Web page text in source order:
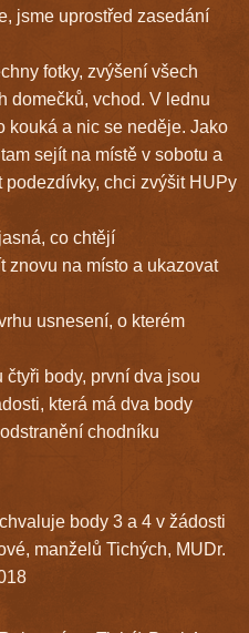
jsme uprostřed zasedání
fotky, zvýšení všech
domečků, vchod. V lednu
kouká a nic se neděje. Jako
sejít na místě v sobotu a
podezdívky, chci zvýšit HUPy
co chtějí
znovu na místo a ukazovat
usnesení, o kterém
čtyři body, první dva jsou
která má dva body
chodníku
body 3 a 4 v žádosti
manželů Tichých, MUDr.